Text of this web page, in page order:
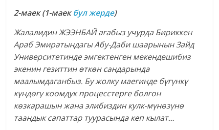
2-маек (1-маекбул жерде)
Жалалидин ЖЭЭНБАЙ агабыз учурда Бириккен
Араб Эмиратындагы Абу-Даби шаарынын Зайд
Университетинде эмгектенген мекендешибиз
экенин гезиттин өткөн сандарында
маалымдаганбыз. Бу жолку маегинде бүгүнкү
күндөгү коомдук процесстерге болгон
көзкарашын жана элибиздин кулк-мүнөзүнө
таандык сапаттар туурасында кеп кылат…